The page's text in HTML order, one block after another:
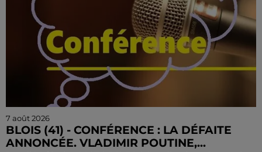
7 août 2026
BLOIS (41) - CONFÉRENCE : LA DÉFAITE
ANNONCÉE. VLADIMIR POUTINE,...